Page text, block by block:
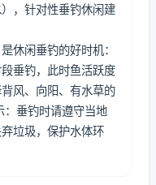
，针对性垂钓休闲建
休闲垂钓的好时机：
垂钓，此时鱼活跃度
风、向阳、有水草的
：垂钓时请遵守当地
垃圾，保护水体环